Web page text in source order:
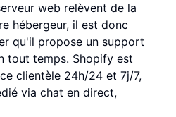
web relèvent de la
hébergeur, il est donc
qu'il propose un support
tout temps. Shopify est
clientèle 24h/24 et 7j/7,
via chat en direct,